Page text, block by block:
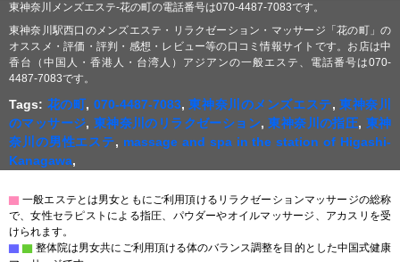
東神奈川メンズエステ-花の町の電話番号は070-4487-7083です。
東神奈川駅西口のメンズエステ・リラクゼーション・マッサージ「花の町」の
オススメ・評価・評判・感想・レビュー等の口コミ情報サイトです。お店は中
香台（中国人・香港人・台湾人）アジアンの一般エステ、電話番号は070-
4487-7083です。
Tags: 花の町, 070-4487-7083,東神奈川のメンズエステ,東神奈川
のマッサージ, 東神奈川のリラクゼーション,東神奈川の指圧, 東神
奈川の男性エステ, massage and spa in the station of Higashi-
Kanagawa,
▇ 一般エステとは男女ともにご利用頂けるリラクゼーションマッサージの総称
で、女性セラピストによる指圧、パウダーやオイルマッサージ、アカスリを受
けられます。
▇ ▇ 整体院は男女共にご利用頂ける体のバランス調整を目的とした中国式健康